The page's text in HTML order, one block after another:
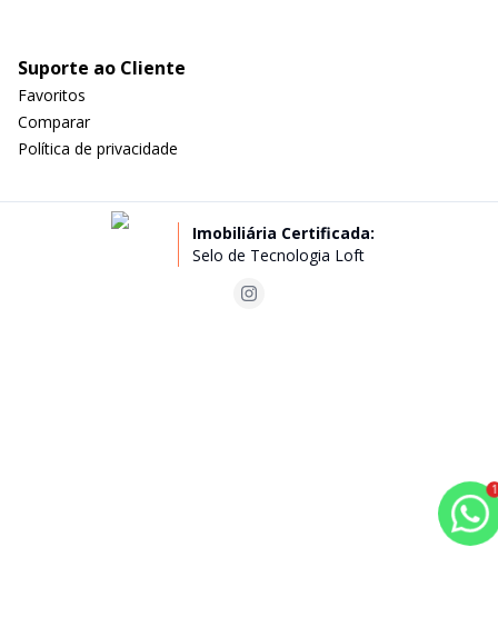
Suporte ao Cliente
Favoritos
Comparar
Política de privacidade
Imobiliária Certificada:
Selo de Tecnologia Loft
1